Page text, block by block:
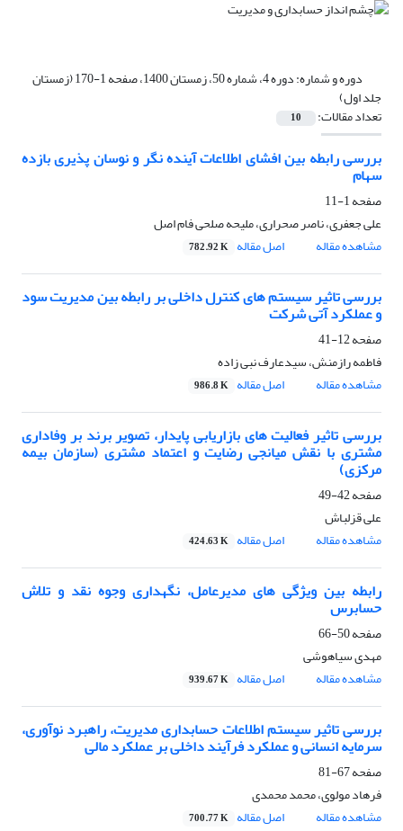
دوره و شماره: دوره 4، شماره 50، زمستان 1400، صفحه 1-170 (زمستان
جلد اول)
تعداد مقالات: 10
بررسی رابطه بین افشای اطلاعات آینده نگر و نوسان پذیری بازده
سهام
صفحه1-11
علی جعفری، ناصر صحراری، ملیحه صلحی فام اصل
مشاهده مقاله
اصل مقاله 782.92 K
بررسی تاثیر سیستم های کنترل داخلی بر رابطه بین مدیریت سود
و عملکرد آتی شرکت
صفحه12-41
فاطمه رازمنش، سیدعارف نبی زاده
مشاهده مقاله
اصل مقاله 986.8 K
بررسی تاثیر فعالیت های بازاریابی پایدار، تصویر برند بر وفاداری
مشتری با نقش میانجی رضایت و اعتماد مشتری (سازمان بیمه
مرکزی)
صفحه42-49
علی قزلباش
مشاهده مقاله
اصل مقاله 424.63 K
رابطه بین ویژگی های مدیرعامل، نگهداری وجوه نقد و تلاش
حسابرس
صفحه50-66
مهدی سیاهوشی
مشاهده مقاله
اصل مقاله 939.67 K
بررسی تاثیر سیستم اطلاعات حسابداری مدیریت، راهبرد نوآوری،
سرمایه انسانی و عملکرد فرآیند داخلی بر عملکرد مالی
صفحه67-81
فرهاد مولوی، محمد محمدی
مشاهده مقاله
اصل مقاله 700.77 K